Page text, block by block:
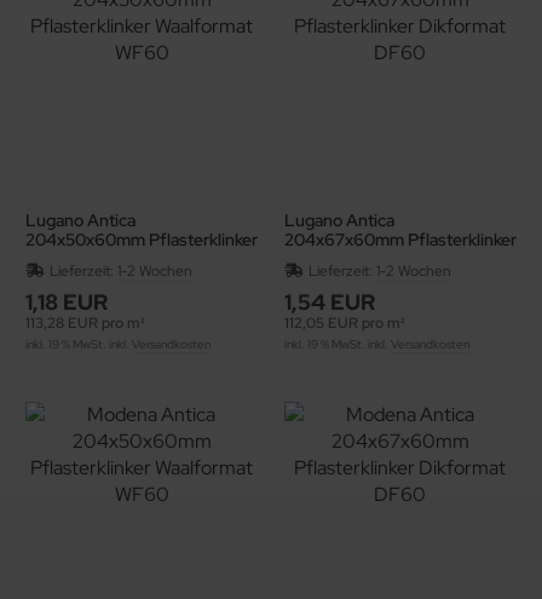
Lugano Antica
204x50x60mm Pflasterklinker
Waalformat WF60
Lieferzeit: 1-2 Wochen
1,18 EUR
113,28 EUR pro m²
inkl. 19 % MwSt. inkl. Versandkosten
Lugano Antica
204x67x60mm Pflasterklinker
Dikformat DF60
Lieferzeit: 1-2 Wochen
1,54 EUR
112,05 EUR pro m²
inkl. 19 % MwSt. inkl. Versandkosten